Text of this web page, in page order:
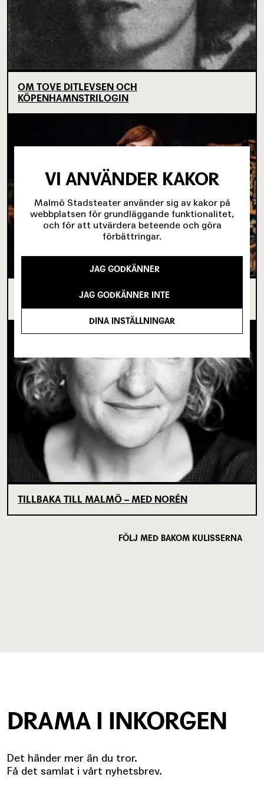
OM TOVE DITLEVSEN OCH
KÖPENHAMNSTRILOGIN
I SPRICKAN MELLAN DET SOM VARIT OCH DET
TILLBAKA TILL MALMÖ – MED NORÉN
FÖLJ MED BAKOM KULISSERNA
DRAMA I INKORGEN
Det händer mer än du tror.
Få det samlat i vårt nyhetsbrev.
VI ANVÄNDER KAKOR
Malmö Stadsteater använder sig av kakor på
webbplatsen för grundläggande funktionalitet,
och för att utvärdera beteende och göra
förbättringar.
JAG GODKÄNNER
JAG GODKÄNNER INTE
DINA INSTÄLLNINGAR